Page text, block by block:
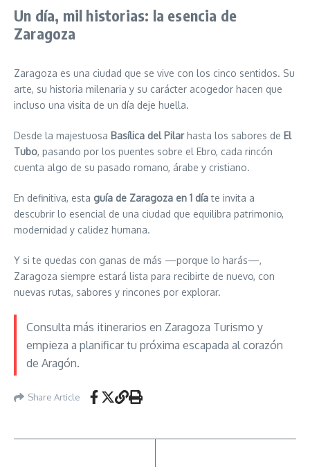
Un día, mil historias: la esencia de
Zaragoza
Zaragoza es una ciudad que se vive con los cinco sentidos. Su
arte, su historia milenaria y su carácter acogedor hacen que
incluso una visita de un día deje huella.
Desde la majestuosa Basílica del Pilarhasta los sabores de El
Tubo, pasando por los puentes sobre el Ebro, cada rincón
cuenta algo de su pasado romano, árabe y cristiano.
En definitiva, esta guía de Zaragoza en 1 díate invita a
descubrir lo esencial de una ciudad que equilibra patrimonio,
modernidad y calidez humana.
Y si te quedas con ganas de más —porque lo harás—,
Zaragoza siempre estará lista para recibirte de nuevo, con
nuevas rutas, sabores y rincones por explorar.
Consulta más itinerarios en Zaragoza Turismo y
empieza a planificar tu próxima escapada al corazón
de Aragón.
Share Article